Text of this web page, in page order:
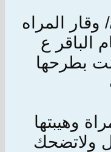
المراه
الباقر ع
بطرحها
وهيبتها
ولاتضحك